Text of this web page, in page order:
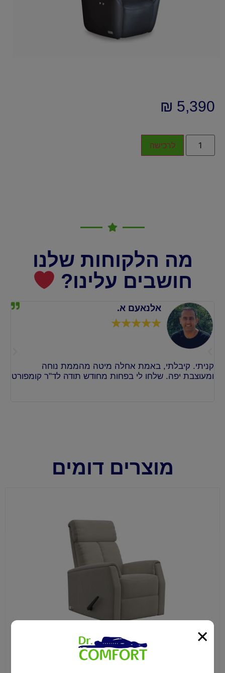
₪ 5,390
לרכישה
מה הלקוחות שלנו
חושבים עלינו?
אלנאעם א.
☆
☆
☆
☆
☆
קניתי. קיבלתי, באמת אחלה מיטה מהממת נוחה
ומעוצבת יפה. שלחו לי בפחות מחודש תודה לד"ר קומפורט
מוצרים דומים
×